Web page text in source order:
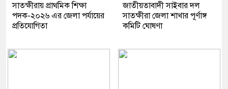
সাতক্ষীরায় প্রাথমিক শিক্ষা
পদক-২০২৬ এর জেলা পর্যায়ের
প্রতিযোগিতা
জাতীয়তাবাদী সাইবার দল
সাতক্ষীরা জেলা শাখার পূর্ণাঙ্গ
কমিটি ঘোষণা